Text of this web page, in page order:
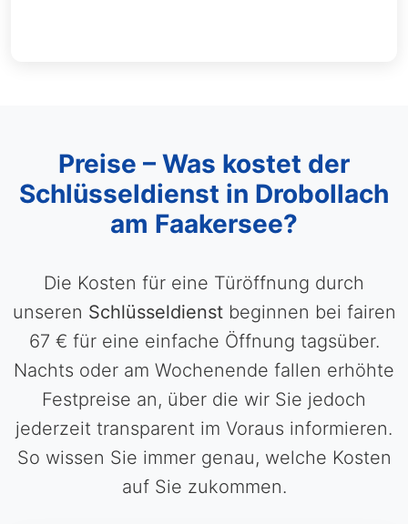
Preise – Was kostet der
Schlüsseldienst in Drobollach
am Faakersee?
Die Kosten für eine Türöffnung durch
unseren Schlüsseldienstbeginnen bei fairen
67 € für eine einfache Öffnung tagsüber.
Nachts oder am Wochenende fallen erhöhte
Festpreise an, über die wir Sie jedoch
jederzeit transparent im Voraus informieren.
So wissen Sie immer genau, welche Kosten
auf Sie zukommen.